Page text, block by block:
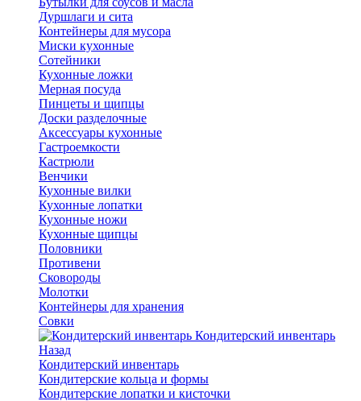
Дуршлаги и сита
Контейнеры для мусора
Миски кухонные
Сотейники
Кухонные ложки
Мерная посуда
Пинцеты и щипцы
Доски разделочные
Аксессуары кухонные
Гастроемкости
Кастрюли
Венчики
Кухонные вилки
Кухонные лопатки
Кухонные ножи
Кухонные щипцы
Половники
Противени
Сковороды
Молотки
Контейнеры для хранения
Совки
Кондитерский инвентарь
Назад
Кондитерский инвентарь
Кондитерские кольца и формы
Кондитерские лопатки и кисточки